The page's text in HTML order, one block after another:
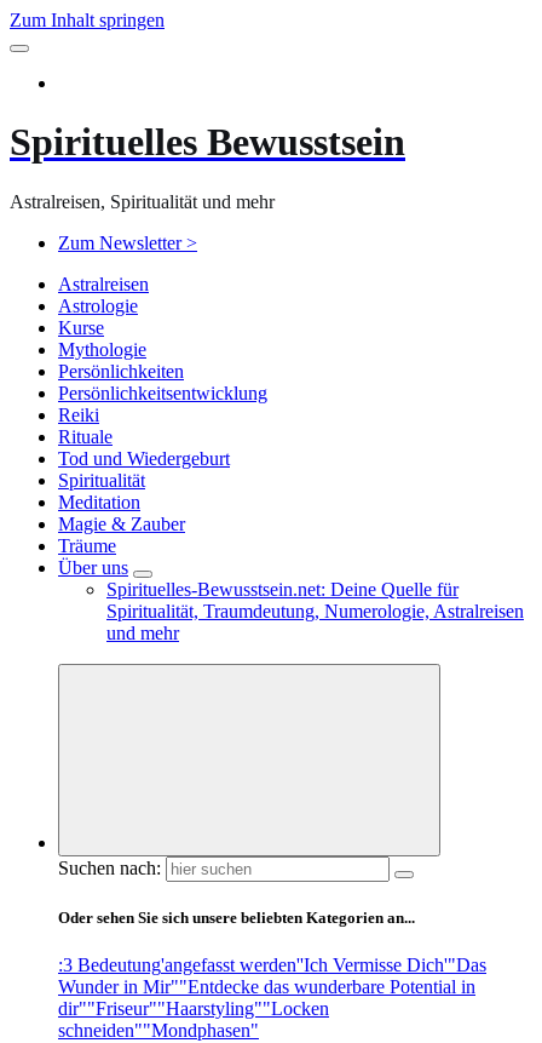
Zum Inhalt springen
Spirituelles Bewusstsein
Astralreisen, Spiritualität und mehr
Zum Newsletter >
Astralreisen
Astrologie
Kurse
Mythologie
Persönlichkeiten
Persönlichkeitsentwicklung
Reiki
Rituale
Tod und Wiedergeburt
Spiritualität
Meditation
Magie & Zauber
Träume
Über uns
Spirituelles-Bewusstsein.net: Deine Quelle für
Spiritualität, Traumdeutung, Numerologie, Astralreisen
und mehr
Suchen nach:
Oder sehen Sie sich unsere beliebten Kategorien an...
:3 Bedeutung'angefasst werden''Ich Vermisse Dich'"Das
Wunder in Mir""Entdecke das wunderbare Potential in
dir""Friseur""Haarstyling""Locken
schneiden""Mondphasen"